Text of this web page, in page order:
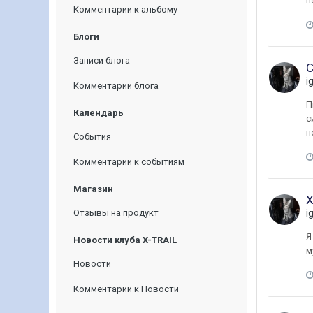
Комментарии к альбому
Блоги
Записи блога
Комментарии блога
Календарь
События
Комментарии к событиям
Магазин
Отзывы на продукт
Новости клуба X-TRAIL
Новости
Комментарии к Новости
Я